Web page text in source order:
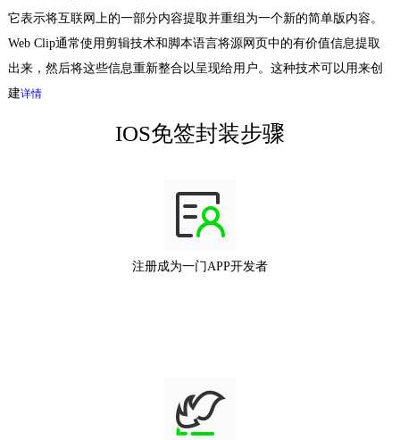
它表示将互联网上的一部分内容提取并重组为一个新的简单版内容。
Web Clip通常使用剪辑技术和脚本语言将源网页中的有价值信息提取
出来，然后将这些信息重新整合以呈现给用户。这种技术可以用来创
建详情
IOS免签封装步骤
注册成为一门APP开发者